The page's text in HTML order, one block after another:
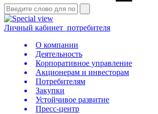
Личный кабинет потребителя
О компании
Деятельность
Корпоративное управление
Акционерам и инвесторам
Потребителям
Закупки
Устойчивое развитие
Пресс-центр